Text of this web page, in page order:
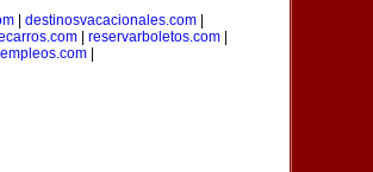
| destinosvacacionales.com|
reservarboletos.com
|